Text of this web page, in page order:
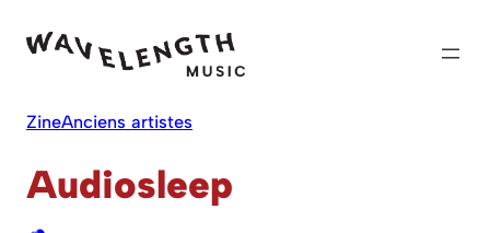
ZineAnciens artistes
Audiosleep